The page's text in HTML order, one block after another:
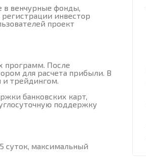
в венчурные фонды,
инвестор
проект
программ. После
для расчета прибыли. В
и трейдингом.
банковских карт,
поддержку
суток, максимальный